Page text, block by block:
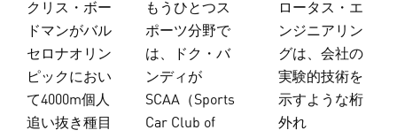
クリス・ボー
ドマンがバル
セロナオリン
ピックにおい
て4000m個人
追い抜き種目
もうひとつス
ポーツ分野で
は、ドク・バ
ンディが
SCAA（Sports
Car Club of
ロータス・エ
ンジニアリン
グは、会社の
実験的技術を
示すような桁
外れ